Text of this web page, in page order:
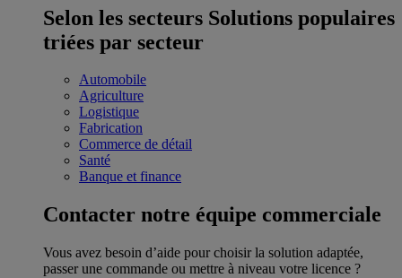
Selon les secteurs Solutions populaires
triées par secteur
Automobile
Agriculture
Logistique
Fabrication
Commerce de détail
Santé
Banque et finance
Contacter notre équipe commerciale
Vous avez besoin d’aide pour choisir la solution adaptée,
passer une commande ou mettre à niveau votre licence ?